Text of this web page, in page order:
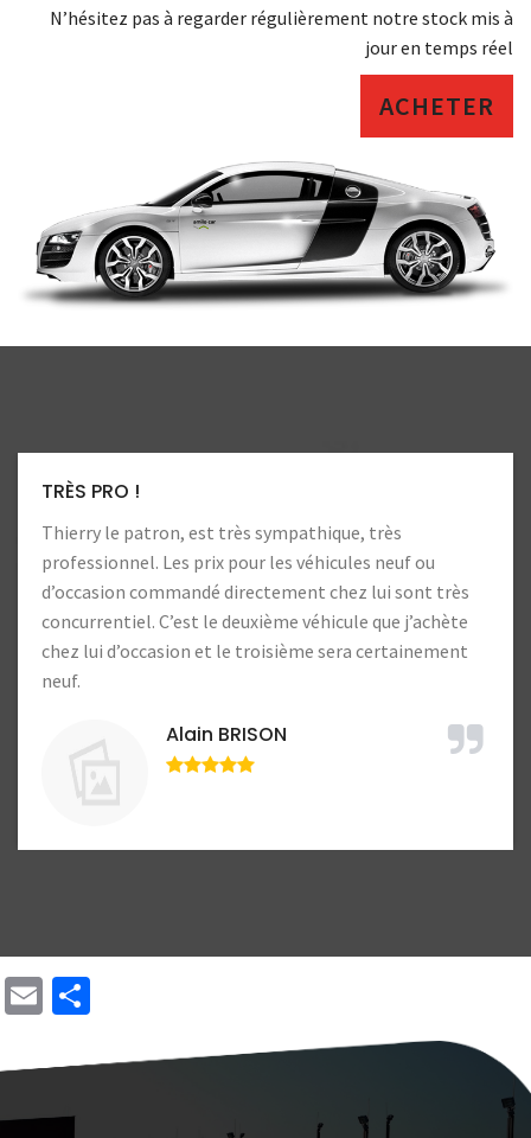
N’hésitez pas à regarder régulièrement notre stock mis à
jour en temps réel
ACHETER
LA CONFIANCE
Toujours autant de confiance. Heureux d’aller chez
professionnels !
Lucien Lample
Email